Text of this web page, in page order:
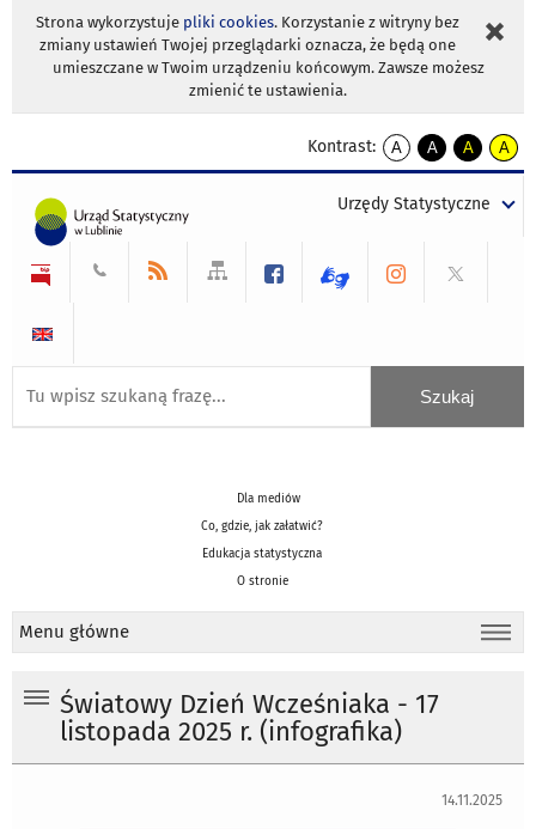
Strona wykorzystuje pliki cookies. Korzystanie z witryny bez
zmiany ustawień Twojej przeglądarki oznacza, że będą one
umieszczane w Twoim urządzeniu końcowym. Zawsze możesz
zmienić te ustawienia.
Kontrast:
A
kontrast
A
kontrast
tekst
czarnym
A
kontrast
tekst
czarnym
A
tekst
żółtym
Urzędy Statystyczne
Dla mediów
Co, gdzie, jak załatwić?
Edukacja statystyczna
O stronie
Menu główne
Światowy Dzień Wcześniaka - 17
listopada 2025 r. (infografika)
14.11.2025